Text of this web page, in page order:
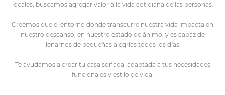
locales, buscamos agregar valor a la vida cotidiana de las personas.
Creemos que el entorno donde transcurre nuestra vida impacta en
nuestro descanso, en nuestro estado de ánimo, y es capaz de
llenarnos de pequeñas alegrías todos los días.
Te ayudamos a crear tu casa soñada: adaptada a tus necesidades
funcionales y estilo de vida.